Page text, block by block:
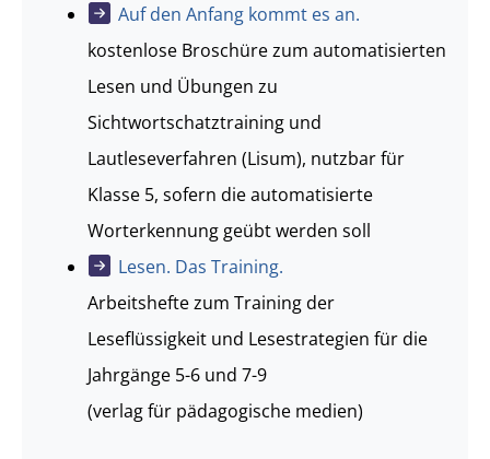
Auf den Anfang kommt es an.
kostenlose Broschüre zum automatisierten
Lesen und Übungen zu
Sichtwortschatztraining und
Lautleseverfahren (Lisum), nutzbar für
Klasse 5, sofern die automatisierte
Worterkennung geübt werden soll
Lesen. Das Training.
Arbeitshefte zum Training der
Leseflüssigkeit und Lesestrategien für die
Jahrgänge 5-6 und 7-9
(verlag für pädagogische medien)